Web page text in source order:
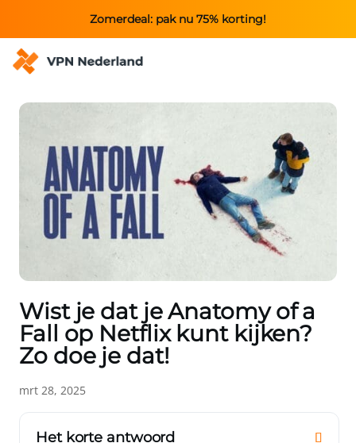
Zomerdeal: pak nu 75% korting!
Wist je dat je Anatomy of a
Fall op Netflix kunt kijken?
Zo doe je dat!
mrt 28, 2025
Het korte antwoord